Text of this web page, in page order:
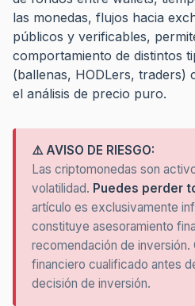
las monedas, flujos hacia
públicos y verificables,
comportamiento de distintos
(ballenas, HODLers, traders)
el análisis de precio puro.
⚠️ AVISO DE RIESGO:
Las criptomonedas son
volatilidad. Puedes perder
artículo es exclusivamente
constituye asesoramiento
recomendación de inversión.
financiero cualificado antes
decisión de inversión.